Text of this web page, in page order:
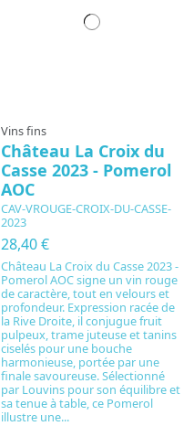
Vins fins
Château La Croix du
Casse 2023 - Pomerol
AOC
CAV-VROUGE-CROIX-DU-CASSE-
2023
28,40 €
Château La Croix du Casse 2023 -
Pomerol AOC signe un vin rouge
de caractère, tout en velours et
profondeur. Expression racée de
la Rive Droite, il conjugue fruit
pulpeux, trame juteuse et tanins
ciselés pour une bouche
harmonieuse, portée par une
finale savoureuse. Sélectionné
par Louvins pour son équilibre et
sa tenue à table, ce Pomerol
illustre une...